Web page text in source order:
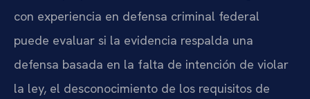
con experiencia en defensa criminal federal
puede evaluar si la evidencia respalda una
defensa basada en la falta de intención de violar
la ley, el desconocimiento de los requisitos de